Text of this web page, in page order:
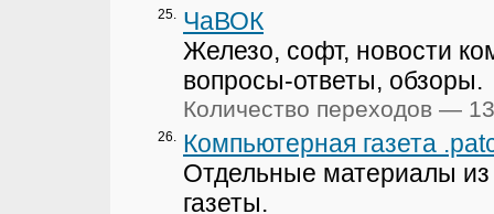
25.
ЧаВОК
Железо, софт, новости
вопросы-ответы, обзоры.
Количество переходов —
26.
Компьютерная газета
Отдельные материалы из
газеты.